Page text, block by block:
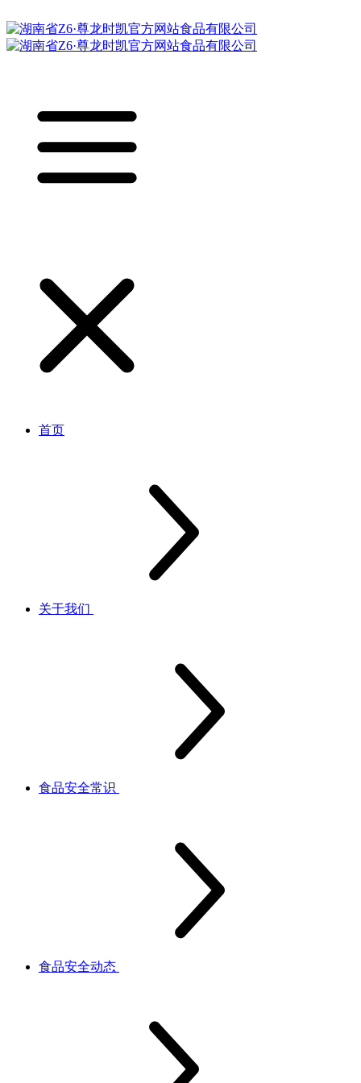
首页
关于我们
食品安全常识
食品安全动态